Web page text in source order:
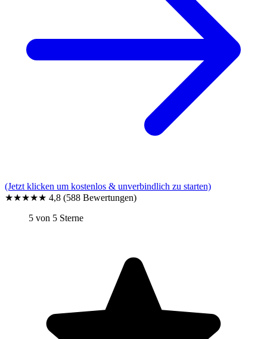
(Jetzt klicken um kostenlos & unverbindlich zu starten)
★★★★★ 4,8 (588 Bewertungen)
5 von 5 Sterne